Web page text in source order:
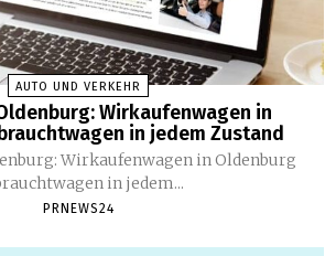
AUTO UND VERKEHR
Wirkaufenwagen in
in jedem Zustand
Wirkaufenwagen in Oldenburg
in jedem...
PRNEWS24